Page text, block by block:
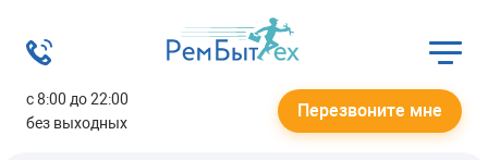
с 8:00 до 22:00
без выходных
Перезвоните мне